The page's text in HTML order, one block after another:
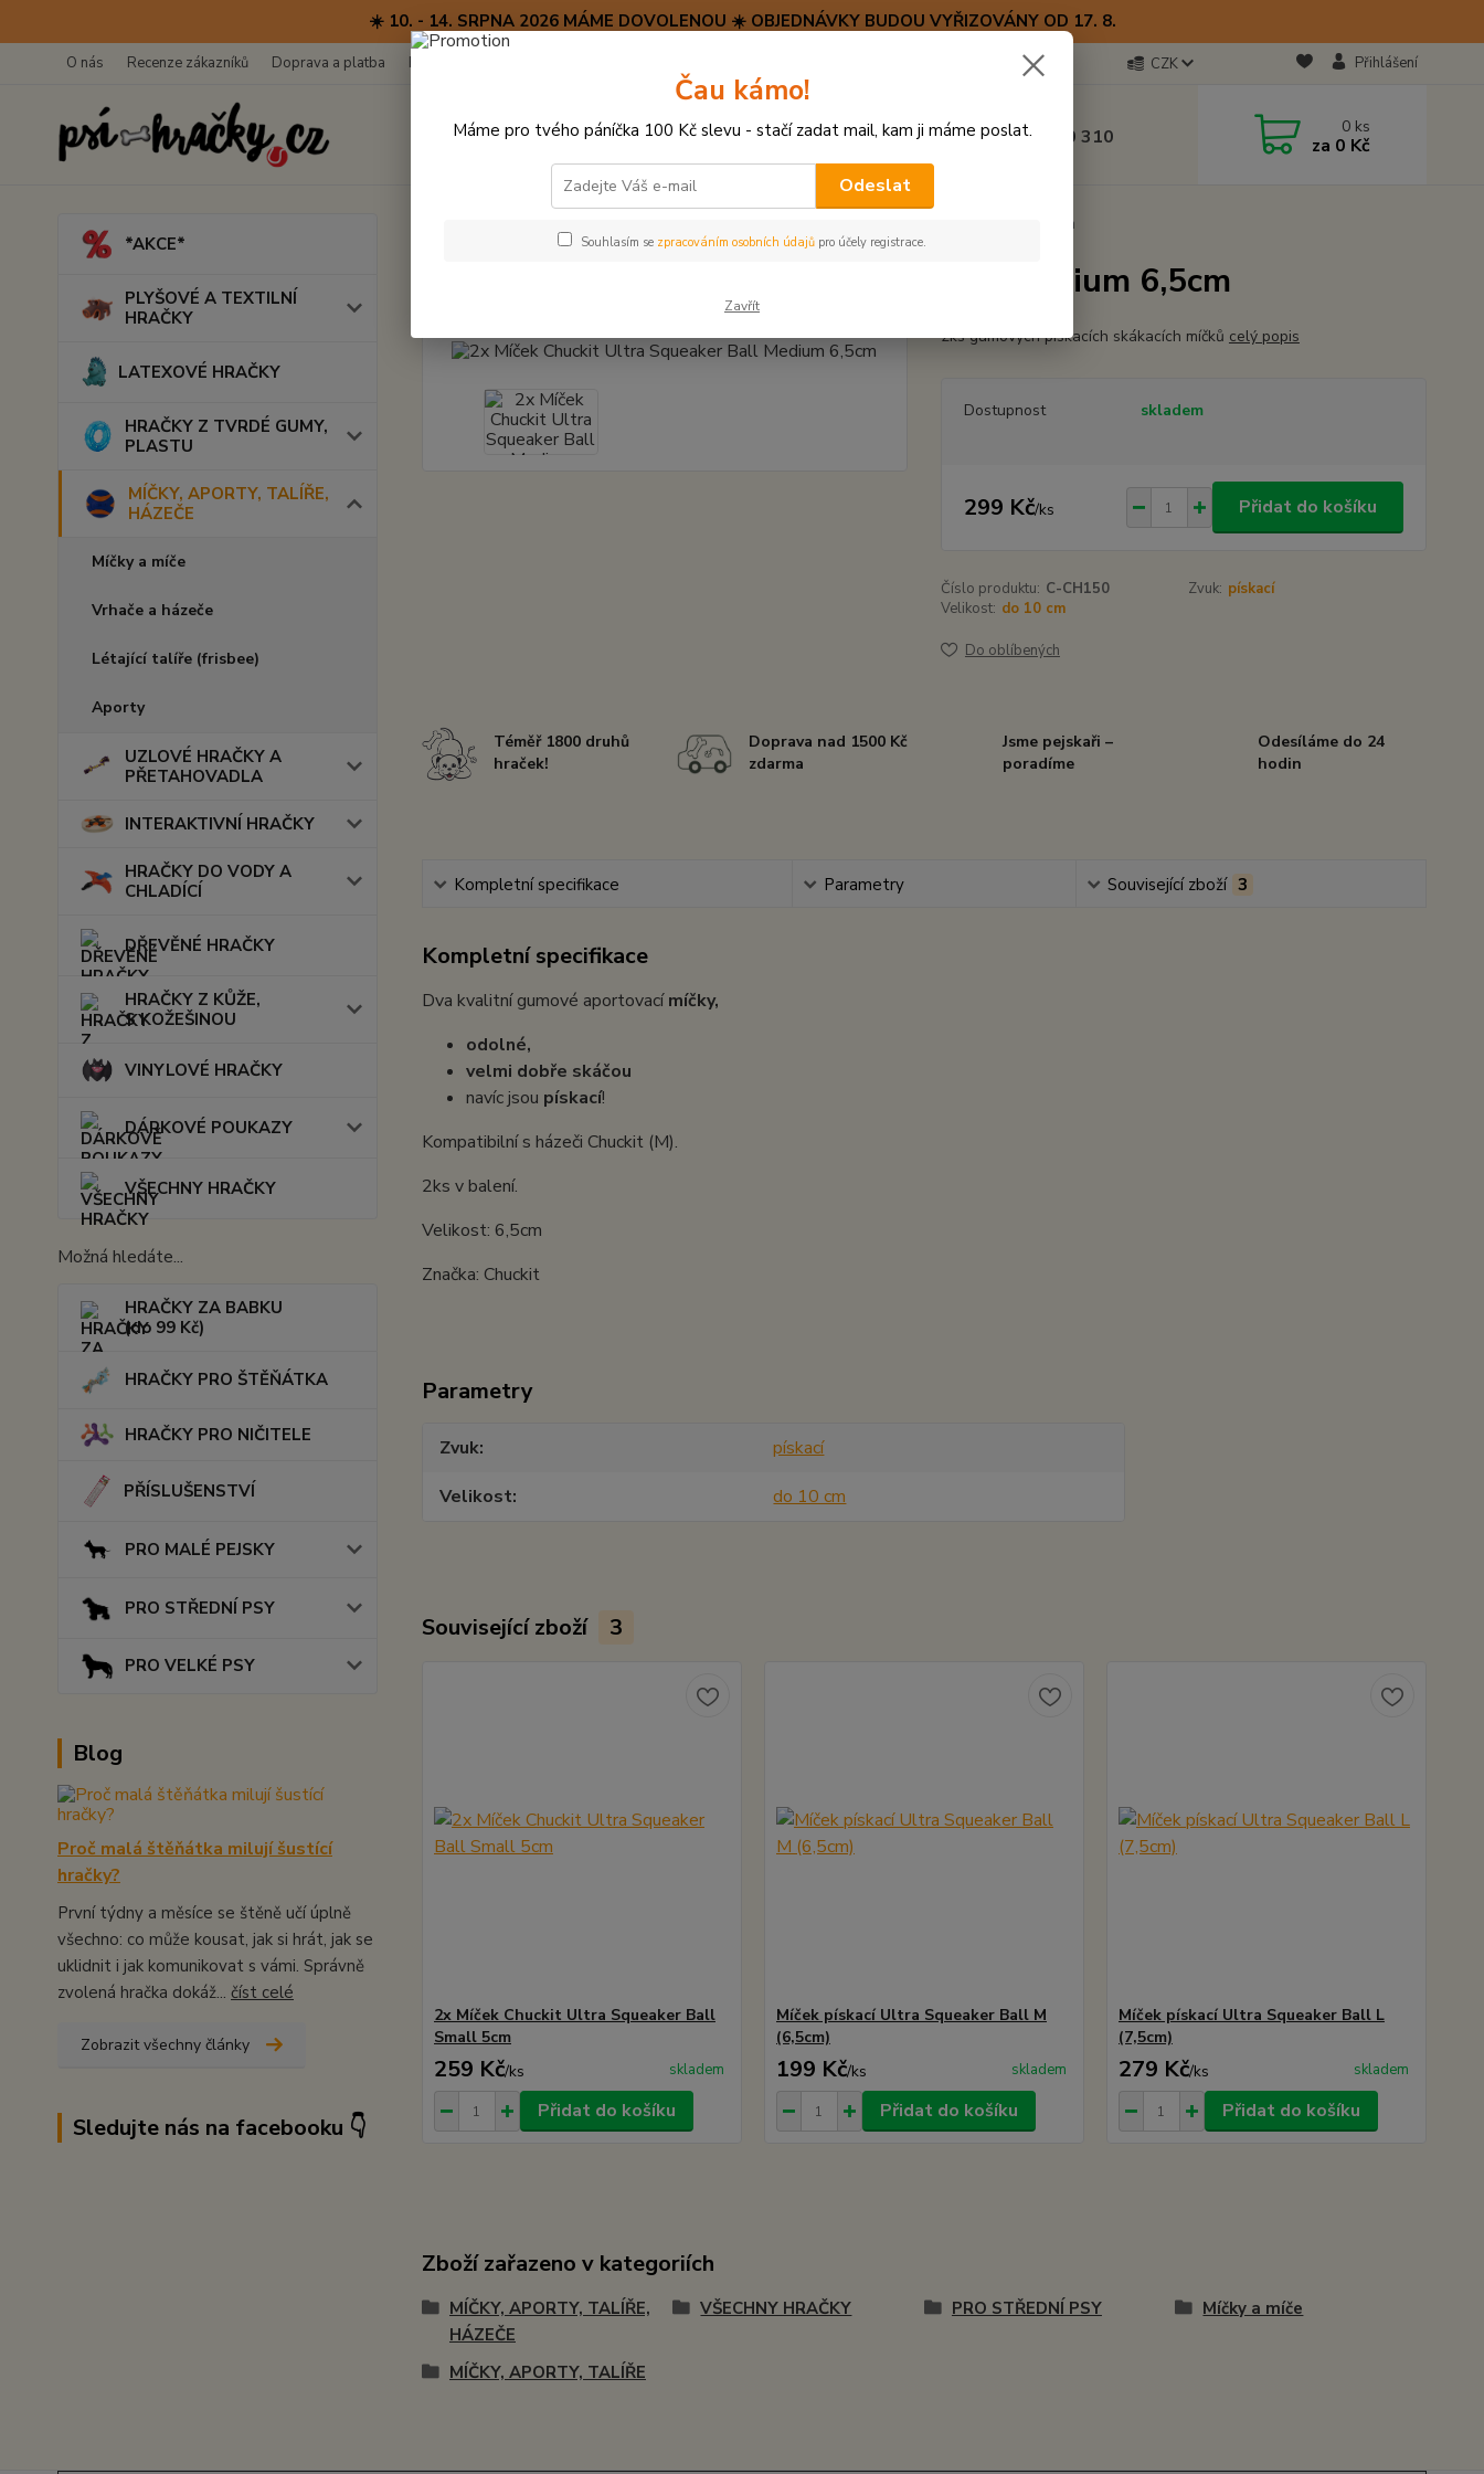
☀️ 10. - 14. SRPNA 2026 MÁME DOVOLENOU ☀️ OBJEDNÁVKY BUDOU VYŘIZOVÁNY OD 17. 8.
O nás Recenze zákazníků Doprava a platba Kontakty CZK Přihlášení
Hledat (+420) 723 770 310 0 ks
za 0 Kč
*AKCE*
PLYŠOVÉ A TEXTILNÍ
HRAČKY
LATEXOVÉ HRAČKY
HRAČKY Z TVRDÉ GUMY,
PLASTU
MÍČKY, APORTY, TALÍŘE,
HÁZEČE
Míčky a míče
Vrhače a házeče
Létající talíře (frisbee)
Aporty
UZLOVÉ HRAČKY A
PŘETAHOVADLA
INTERAKTIVNÍ HRAČKY
HRAČKY DO VODY A
CHLADÍCÍ
DŘEVĚNÉ HRAČKY
HRAČKY Z KŮŽE,
S KOŽEŠINOU
VINYLOVÉ HRAČKY
DÁRKOVÉ POUKAZY
VŠECHNY HRAČKY
Možná hledáte...
HRAČKY ZA BABKU
(do 99 Kč)
HRAČKY PRO ŠTĚŇÁTKA
HRAČKY PRO NIČITELE
PŘÍSLUŠENSTVÍ
PRO MALÉ PEJSKY
PRO STŘEDNÍ PSY
PRO VELKÉ PSY
Blog
Proč malá štěňátka milují šustící
hračky?
První týdny a měsíce se štěně učí úplně
všechno: co může kousat, jak si hrát, jak se
uklidnit i jak komunikovat s vámi. Správně
zvolená hračka dokáž... číst celé
Zobrazit všechny články
Sledujte nás na facebooku 👇
2x Míček Chuckit Ultra Squeaker Ball Medium 6,5cm
2x Míček Chuckit Ultra Squeaker Ball Medium 6,5cm
2ks gumových pískacích skákacích míčků celý popis
Dostupnost skladem
299 Kč/ks Přidat do košíku
Číslo produktu: C-CH150 Zvuk: pískací
Velikost: do 10 cm
Do oblíbených
Téměř 1800 druhů
hraček!
Doprava nad 1500 Kč
zdarma
Jsme pejskaři –
poradíme
Odesíláme do 24
hodin
Kompletní specifikace Parametry Související zboží 3
Kompletní specifikace
Dva kvalitní gumové aportovacímíčky,
odolné,
velmi dobře skáčou
navíc jsou pískací!
Kompatibilní s házeči Chuckit (M).
2ks v balení.
Velikost: 6,5cm
Značka: Chuckit
Parametry
Zvuk
pískací
Velikost
do 10 cm
Související zboží 3
2x Míček Chuckit Ultra Squeaker Ball
Small 5cm
259 Kč/ks skladem
Přidat do košíku
Míček pískací Ultra Squeaker Ball M
(6,5cm)
199 Kč/ks skladem
Přidat do košíku
Míček pískací Ultra Squeaker Ball L
(7,5cm)
279 Kč/ks skladem
Přidat do košíku
Zboží zařazeno v kategoriích
MÍČKY, APORTY, TALÍŘE,
HÁZEČE
VŠECHNY HRAČKY PRO STŘEDNÍ PSY Míčky a míče
MÍČKY, APORTY, TALÍŘE
Čau kámo!
Máme pro tvého páníčka 100 Kč slevu - stačí zadat mail, kam ji máme poslat.
Odeslat
Souhlasím se zpracováním osobních údajů pro účely registrace.
Zavřít